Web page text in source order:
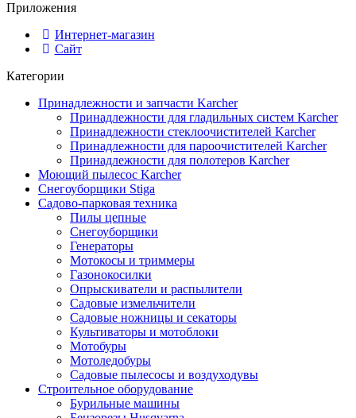
Приложения
Интернет-магазин
Сайт
Категории
Принадлежности и запчасти Karcher
Принадлежности для гладильных систем Karcher
Принадлежности стеклоочистителей Karcher
Принадлежности для пароочистителей Karcher
Принадлежности для полотеров Karcher
Моющий пылесос Karcher
Снегоуборщики Stiga
Садово-парковая техника
Пилы цепные
Снегоуборщики
Генераторы
Мотокосы и триммеры
Газонокосилки
Опрыскиватели и распылители
Садовые измельчители
Садовые ножницы и секаторы
Культиваторы и мотоблоки
Мотобуры
Мотоледобуры
Садовые пылесосы и воздуходувы
Строительное оборудование
Бурильные машины